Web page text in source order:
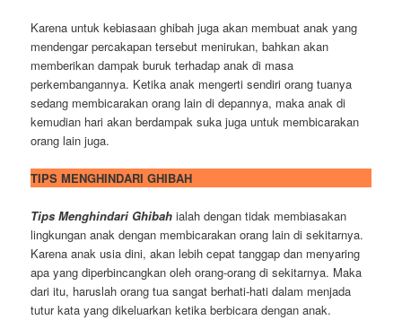
Karena untuk kebiasaan ghibah juga akan membuat anak yang
mendengar percakapan tersebut menirukan, bahkan akan
memberikan dampak buruk terhadap anak di masa
perkembangannya. Ketika anak mengerti sendiri orang tuanya
sedang membicarakan orang lain di depannya, maka anak di
kemudian hari akan berdampak suka juga untuk membicarakan
orang lain juga.
TIPS MENGHINDARI GHIBAH
Tips Menghindari Ghibah ialah dengan tidak membiasakan
lingkungan anak dengan membicarakan orang lain di sekitarnya.
Karena anak usia dini, akan lebih cepat tanggap dan menyaring
apa yang diperbincangkan oleh orang-orang di sekitarnya. Maka
dari itu, haruslah orang tua sangat berhati-hati dalam menjada
tutur kata yang dikeluarkan ketika berbicara dengan anak.